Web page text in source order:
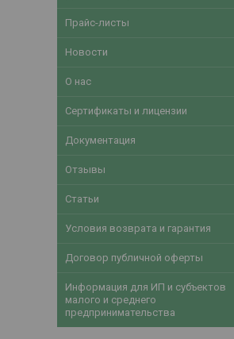
Прайс-листы
Новости
О нас
Сертификаты и лицензии
Документация
Отзывы
Статьи
Условия возврата и гарантия
Договор публичной оферты
Информация для ИП и субъектов
малого и среднего
предпринимательства